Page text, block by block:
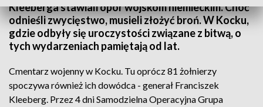
Kleeberga stawiali opór wojskom niemieckim. Choć
odnieśli zwycięstwo, musieli złożyć broń. W Kocku,
gdzie odbyły się uroczystości związane z bitwą, o
tych wydarzeniach pamiętają od lat.
Cmentarz wojenny w Kocku. Tu oprócz 81 żołnierzy
spoczywa również ich dowódca - generał Franciszek
Kleeberg. Przez 4 dni Samodzielna Operacyjna Grupa